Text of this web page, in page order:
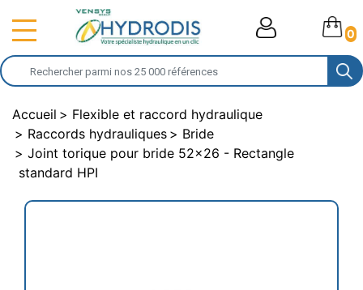
0
Accueil
Flexible et raccord hydraulique
Raccords hydrauliques
Bride
Joint torique pour bride 52x26 - Rectangle
standard HPI